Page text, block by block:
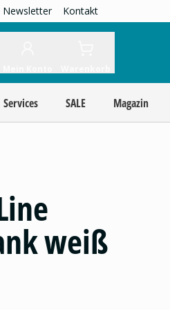
Newsletter Kontakt
Services SALE Magazin
weiß